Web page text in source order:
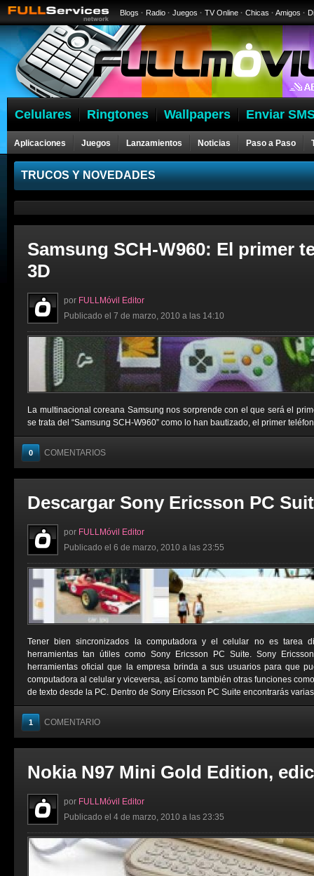
Blogs · Radio · Juegos · TV Online · Chicas · Amigos ·
Celulares Ringtones Wallpapers Enviar
Aplicaciones Juegos Lanzamientos Noticias Paso a Paso
Celulares
TRUCOS Y NOVEDADES
Samsung SCH-W960: El primer
3D
por FULLMóvil Editor
Publicado el 7 de marzo, 2010 a las 14:10
La multinacional coreana Samsung nos sorprende con el que será el
se trata del “Samsung SCH-W960” como lo han bautizado, el primer
0 COMENTARIOS
Descargar Sony Ericsson PC
por FULLMóvil Editor
Publicado el 6 de marzo, 2010 a las 23:55
Tener bien sincronizados la computadora y el celular no es tarea
herramientas tan útiles como Sony Ericsson PC Suite. Sony
herramientas oficial que la empresa brinda a sus usuarios para que
computadora al celular y viceversa, así como también otras funciones
de texto desde la PC. Dentro de Sony Ericsson PC Suite encontrarás
1 COMENTARIO
Nokia N97 Mini Gold Edition,
por FULLMóvil Editor
Publicado el 4 de marzo, 2010 a las 23:35